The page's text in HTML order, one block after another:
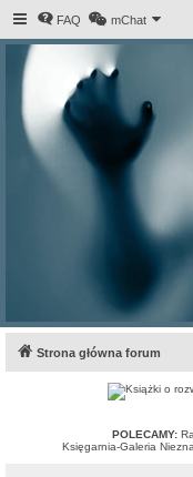
FAQ mChat
Strona główna forum
POLECAMY:
Księgarnia-Galeria